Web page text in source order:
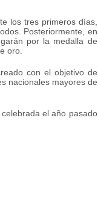
los tres primeros días,
Posteriormente, en
por la medalla de
oro.
con el objetivo de
nacionales mayores de
el año pasado